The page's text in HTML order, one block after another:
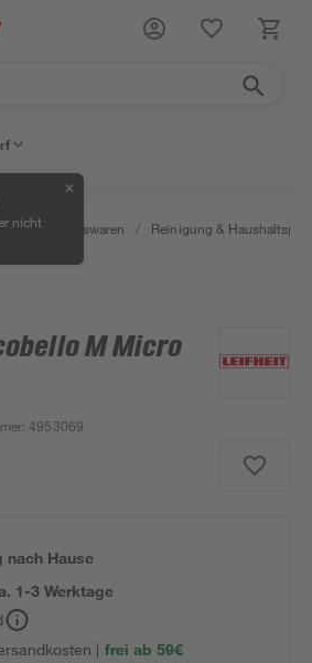
nicht
✕
/ Haushaltswaren / Reinigung &
M Micro
:4953069
nach Hause
1-3 Werktage
| frei ab 59€